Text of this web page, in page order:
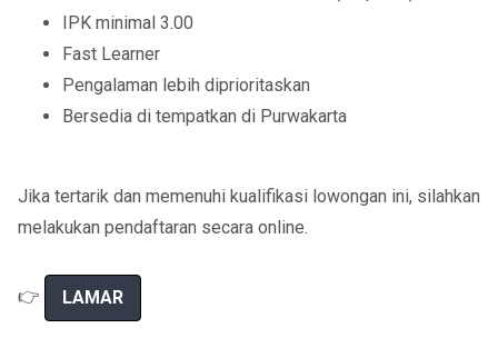
IPK minimal 3.00
Fast Learner
Pengalaman lebih diprioritaskan
Bersedia di tempatkan di Purwakarta
Jika tertarik dan memenuhi kualifikasi lowongan ini, silahkan
melakukan pendaftaran secara online.
👉 LAMAR